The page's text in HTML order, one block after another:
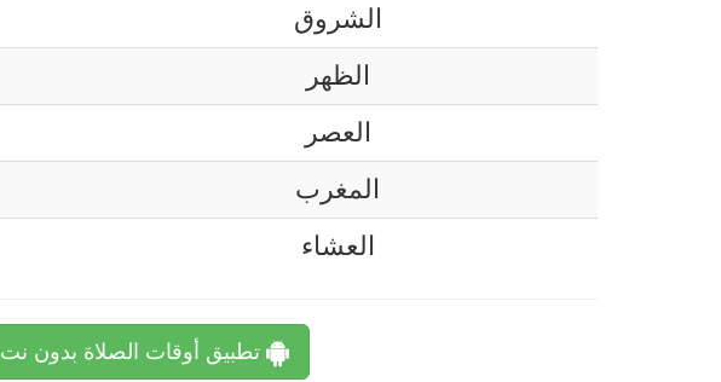
الشروق
الظهر
العصر
المغرب
العشاء
تطبيق أوقات الصلاة بدون نت